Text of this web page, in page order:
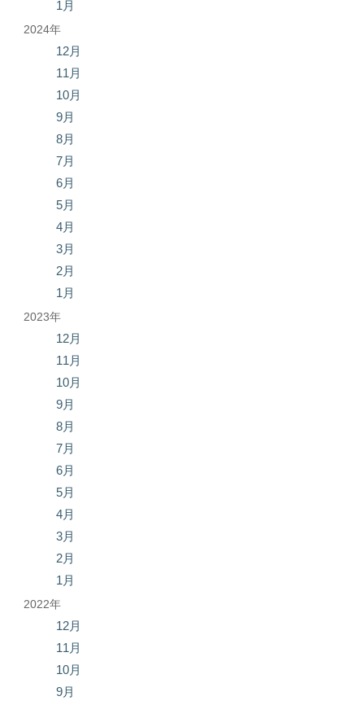
1月
2024年
12月
11月
10月
9月
8月
7月
6月
5月
4月
3月
2月
1月
2023年
12月
11月
10月
9月
8月
7月
6月
5月
4月
3月
2月
1月
2022年
12月
11月
10月
9月